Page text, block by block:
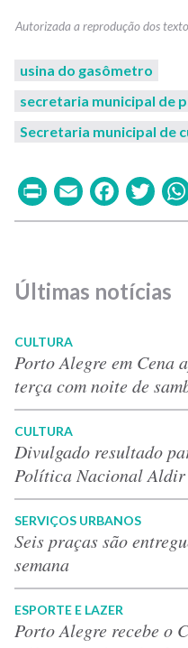
usina do gasômetro
secretaria municipal de
Secretaria municipal de
PrintEmail
Últimas notícias
CULTURA
Porto Alegre em Cena
terça com noite de
CULTURA
Divulgado resultado
Política Nacional
SERVIÇOS URBANOS
Seis praças são
semana
ESPORTE E LAZER
Porto Alegre recebe o